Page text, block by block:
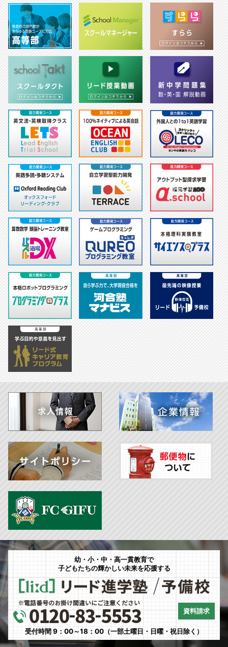
幼・小・中・高一貫教育で
子どもたちの輝かしい未来を応援する
資料請求
受付時間 9：00～18：00（一部土曜日・日曜・祝日除く）